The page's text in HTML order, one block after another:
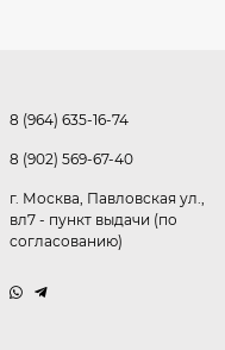
8 (964) 635-16-74
8 (902) 569-67-40
г. Москва, Павловская ул.,
вл7 - пункт выдачи (по
согласованию)